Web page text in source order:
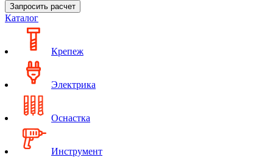
Запросить расчет
Каталог
Крепеж
Электрика
Оснастка
Инструмент